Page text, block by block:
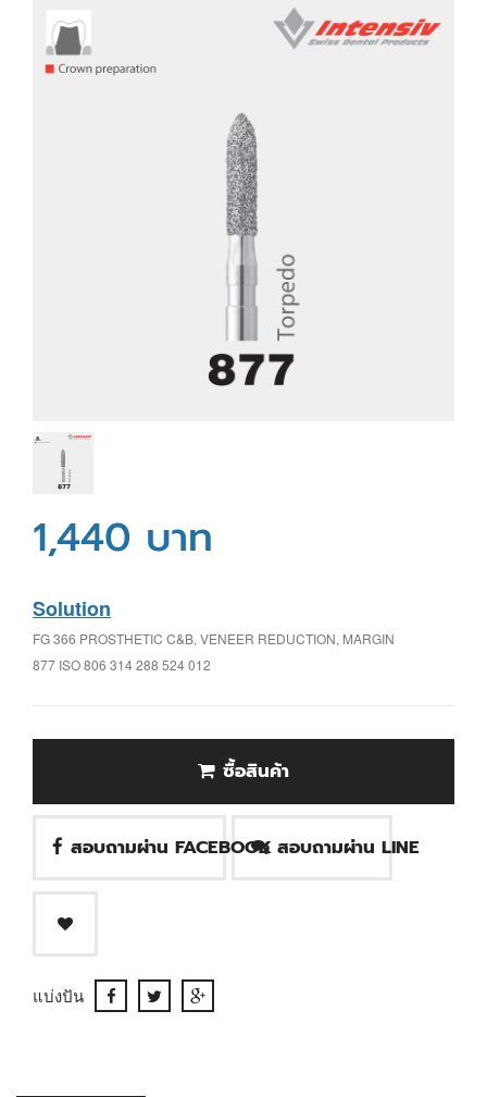
1,440 บาท
Solution
FG 366 PROSTHETIC C&B, VENEER REDUCTION, MARGIN
877 ISO 806 314 288 524 012
ซื้อสินค้า
สอบถามผ่าน FACEBOOK สอบถามผ่าน LINE
แบ่งปัน